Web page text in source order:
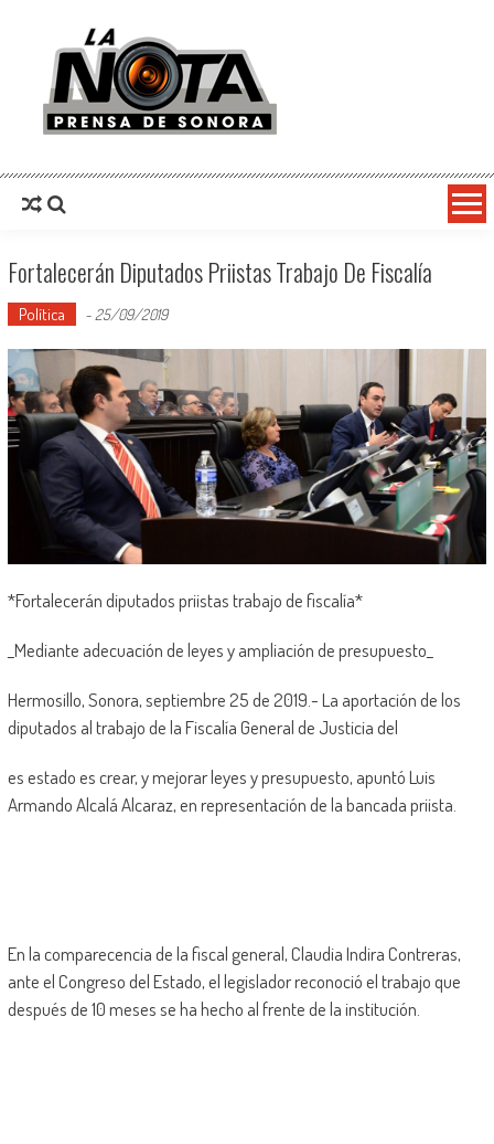
La Nota Prensa De Sonora
Fortalecerán Diputados Priistas Trabajo De Fiscalía
Política - 25/09/2019
*Fortalecerán diputados priistas trabajo de fiscalía*
_Mediante adecuación de leyes y ampliación de presupuesto_
Hermosillo, Sonora, septiembre 25 de 2019.- La aportación de los
diputados al trabajo de la Fiscalía General de Justicia del
es estado es crear, y mejorar leyes y presupuesto, apuntó Luis
Armando Alcalá Alcaraz, en representación de la bancada priista.
En la comparecencia de la fiscal general, Claudia Indira Contreras,
ante el Congreso del Estado, el legislador reconoció el trabajo que
después de 10 meses se ha hecho al frente de la institución.